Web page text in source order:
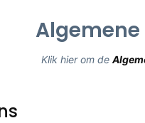
Klik hier om de